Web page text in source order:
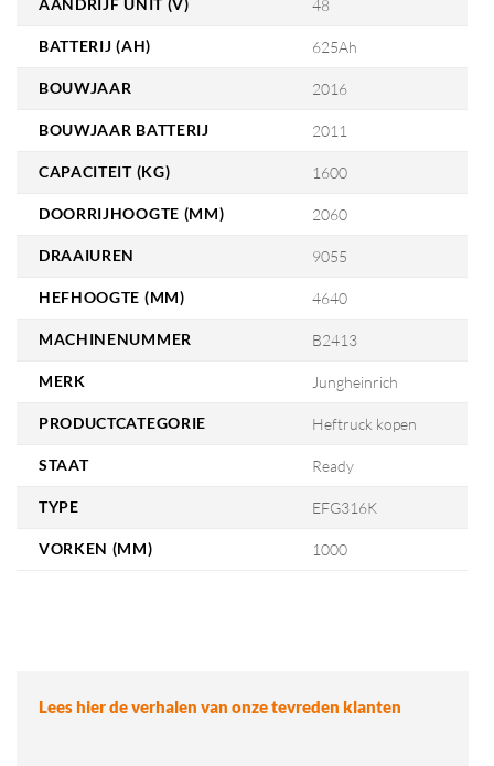
48
BATTERIJ (AH) 625Ah
BOUWJAAR 2016
BOUWJAAR BATTERIJ 2011
CAPACITEIT (KG) 1600
DOORRIJHOOGTE (MM) 2060
DRAAIUREN 9055
HEFHOOGTE (MM) 4640
MACHINENUMMER B2413
MERK Jungheinrich
PRODUCTCATEGORIE Heftruck kopen
STAAT Ready
TYPE EFG316K
VORKEN (MM) 1000
Lees hier de verhalen van onze tevreden klanten